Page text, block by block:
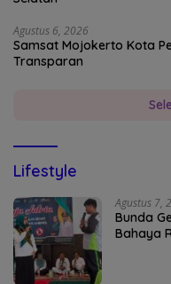
Agustus 6, 2026
Samsat Mojokerto Kota
Transparan
Lifestyle
Agustus 7,
Bunda
Bahaya